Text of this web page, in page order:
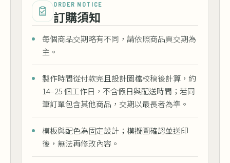
ORDER NOTICE
訂購須知
每個商品交期略有不同，請依照商品頁交期為
主。
製作時間從付款完且設計圖檔校稿後計算，約
14–25 個工作日，不含假日與配送時間；若同
筆訂單包含其他商品，交期以最長者為準。
模板與配色為固定設計；模擬圖確認並送印
後，無法再修改內容。